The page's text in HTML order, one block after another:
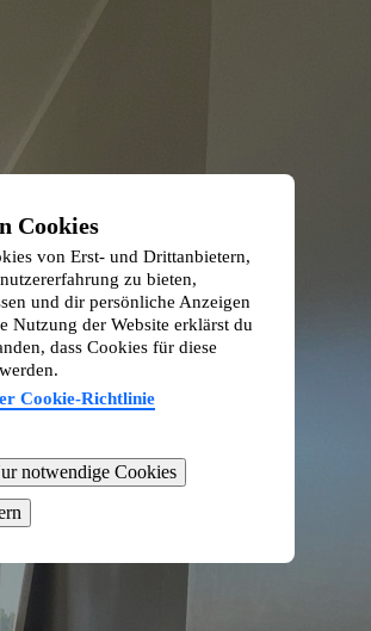
Cookies
von Erst- und Drittanbietern,
zu bieten,
und dir persönliche Anzeigen
Nutzung der Website erklärst du
dass Cookies für diese
Cookie-Richtlinie
notwendige Cookies